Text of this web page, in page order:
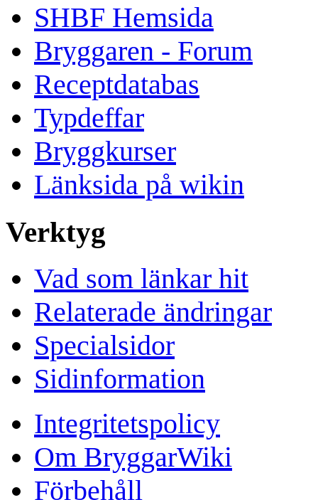
SHBF Hemsida
Bryggaren - Forum
Receptdatabas
Typdeffar
Bryggkurser
Länksida på wikin
Verktyg
Vad som länkar hit
Relaterade ändringar
Specialsidor
Sidinformation
Integritetspolicy
Om BryggarWiki
Förbehåll